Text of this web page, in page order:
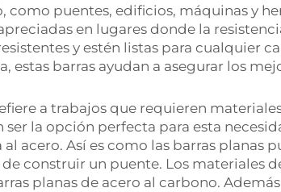
puentes, edificios, máquinas y
en lugares donde la
y estén listas para cualquier
barras ayudan a asegurar los
a trabajos que requieren
la opción perfecta para esta
acero. Así es como las barras planas
construir un puente. Los materiales
planas de acero al carbono.